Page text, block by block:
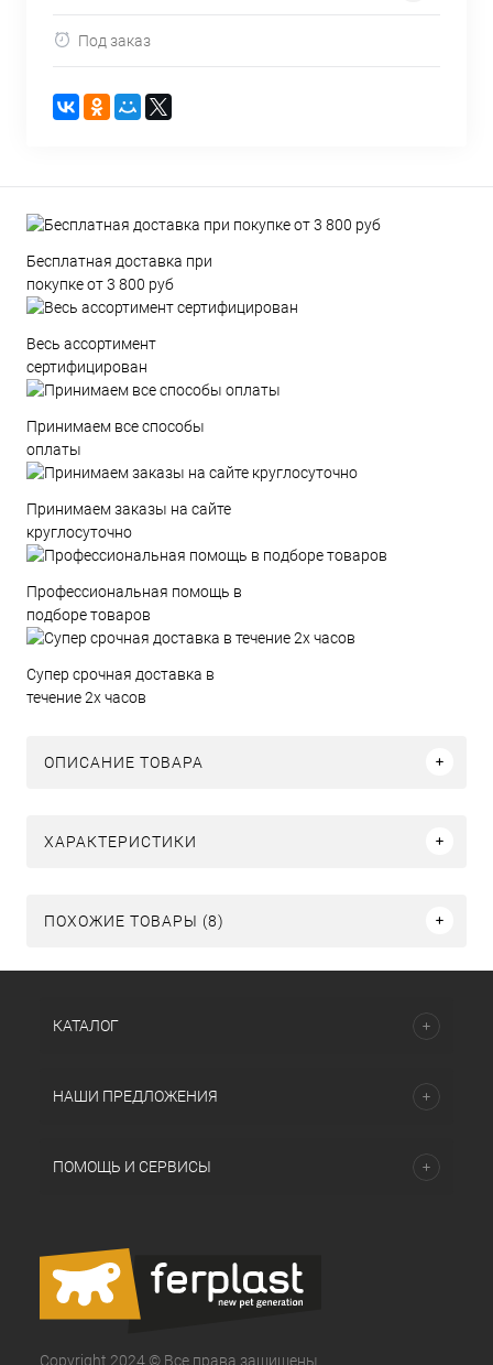
Под заказ
Бесплатная доставка при
покупке от 3 800 руб
Весь ассортимент
сертифицирован
Принимаем все способы
оплаты
Принимаем заказы на сайте
круглосуточно
Профессиональная помощь в
подборе товаров
Супер срочная доставка в
течение 2х часов
ОПИСАНИЕ ТОВАРА
ХАРАКТЕРИСТИКИ
ПОХОЖИЕ ТОВАРЫ (8)
КАТАЛОГ
НАШИ ПРЕДЛОЖЕНИЯ
ПОМОЩЬ И СЕРВИСЫ
Copyright 2024 © Все права защищены.